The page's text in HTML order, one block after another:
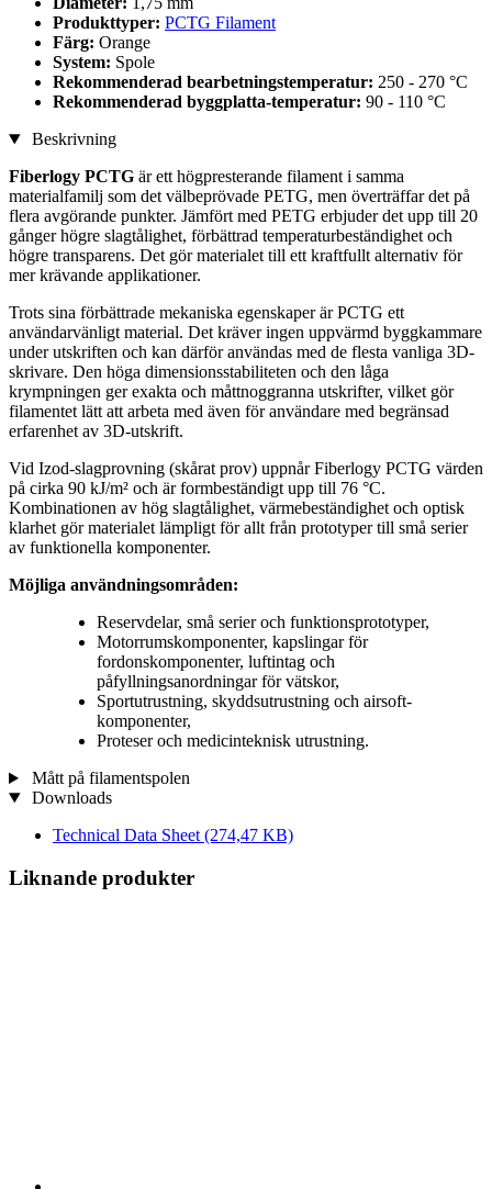
Produkttyper: PCTG Filament
Färg: Orange
System: Spole
Rekommenderad bearbetningstemperatur: 250 - 270 °C
Rekommenderad byggplatta-temperatur: 90 - 110 °C
Beskrivning
Fiberlogy PCTG är ett högpresterande filament i samma
materialfamilj som det välbeprövade PETG, men överträffar det på
flera avgörande punkter. Jämfört med PETG erbjuder det upp till 20
gånger högre slagtålighet, förbättrad temperaturbeständighet och
högre transparens. Det gör materialet till ett kraftfullt alternativ för
mer krävande applikationer.
Trots sina förbättrade mekaniska egenskaper är PCTG ett
användarvänligt material. Det kräver ingen uppvärmd byggkammare
under utskriften och kan därför användas med de flesta vanliga 3D-
skrivare. Den höga dimensionsstabiliteten och den låga
krympningen ger exakta och måttnoggranna utskrifter, vilket gör
filamentet lätt att arbeta med även för användare med begränsad
erfarenhet av 3D-utskrift.
Vid Izod-slagprovning (skårat prov) uppnår Fiberlogy PCTG värden
på cirka 90 kJ/m² och är formbeständigt upp till 76 °C.
Kombinationen av hög slagtålighet, värmebeständighet och optisk
klarhet gör materialet lämpligt för allt från prototyper till små serier
av funktionella komponenter.
Möjliga användningsområden:
Reservdelar, små serier och funktionsprototyper,
Motorrumskomponenter, kapslingar för
fordonskomponenter, luftintag och
påfyllningsanordningar för vätskor,
Sportutrustning, skyddsutrustning och airsoft-
komponenter,
Proteser och medicinteknisk utrustning.
Mått på filamentspolen
Downloads
Technical Data Sheet (274,47 KB)
Liknande produkter